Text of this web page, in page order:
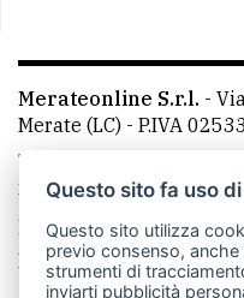
Merateonline S.r.l. -
Merate (LC) - P.IVA
Telefono:
mail:
La redazione
Made by VIP
Questo sito fa uso
Questo sito utilizza
previo consenso,
strumenti di
inviarti pubblicità